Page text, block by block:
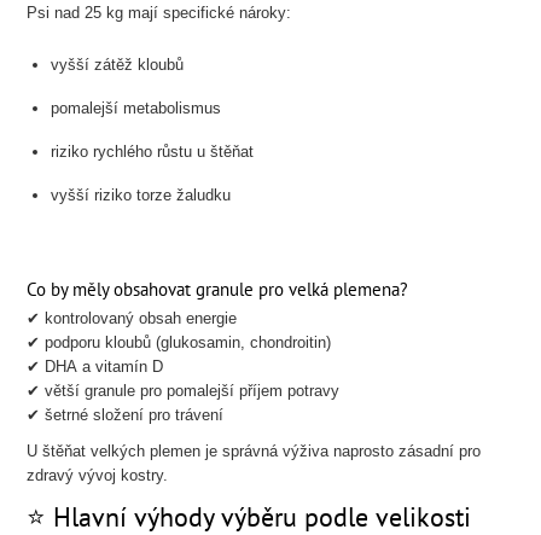
Psi nad 25 kg mají specifické nároky:
vyšší zátěž kloubů
pomalejší metabolismus
riziko rychlého růstu u štěňat
vyšší riziko torze žaludku
Co by měly obsahovat granule pro velká plemena?
✔ kontrolovaný obsah energie
✔ podporu kloubů (glukosamin, chondroitin)
✔ DHA a vitamín D
✔ větší granule pro pomalejší příjem potravy
✔ šetrné složení pro trávení
U štěňat velkých plemen je správná výživa naprosto zásadní pro
zdravý vývoj kostry.
⭐ Hlavní výhody výběru podle velikosti